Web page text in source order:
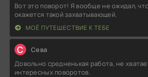
Вот это поворот! Я вообще не ожидал,
окажется такой захватывающей.
МОЁ ПУТЕШЕСТВИЕ К ТЕБЕ
С Севa
Довольно средненькая работа, не
интересных поворотов.